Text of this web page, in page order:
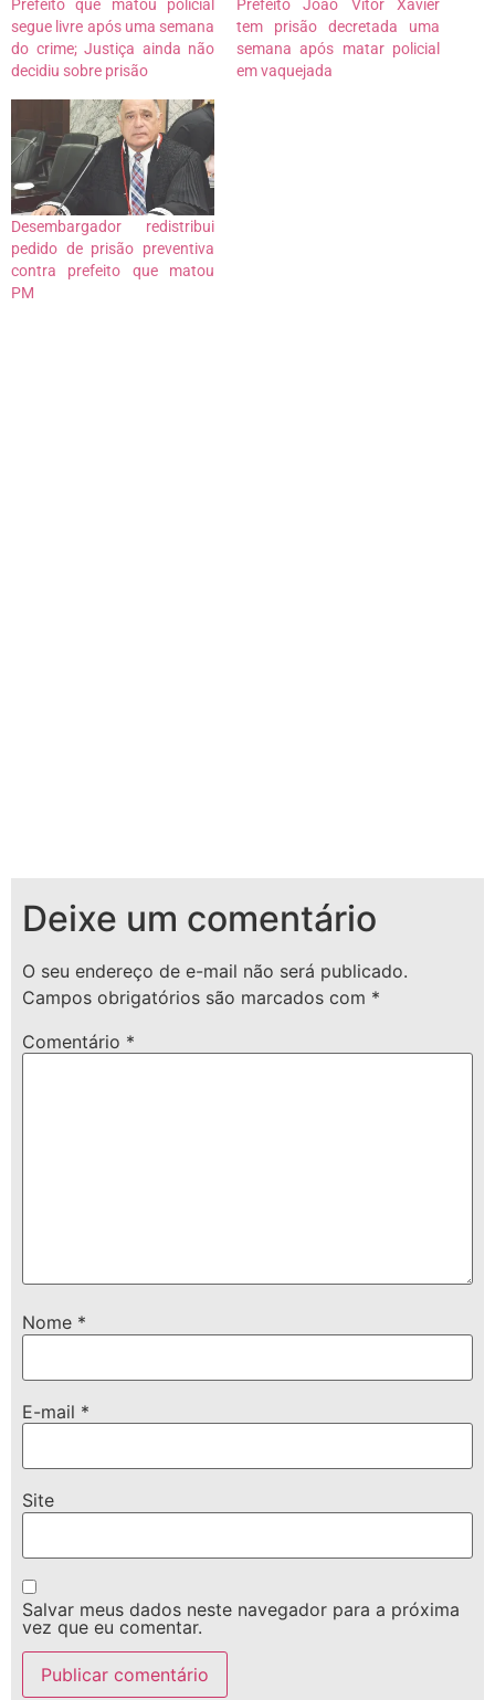
Prefeito que matou policial
segue livre após uma semana
do crime; Justiça ainda não
decidiu sobre prisão
Prefeito João Vitor Xavier
tem prisão decretada uma
semana após matar policial
em vaquejada
Desembargador redistribui
pedido de prisão preventiva
contra prefeito que matou
PM
Deixe um comentário
O seu endereço de e-mail não será publicado.
Campos obrigatórios são marcados com *
Comentário *
Nome *
E-mail *
Site
Salvar meus dados neste navegador para a próxima
vez que eu comentar.